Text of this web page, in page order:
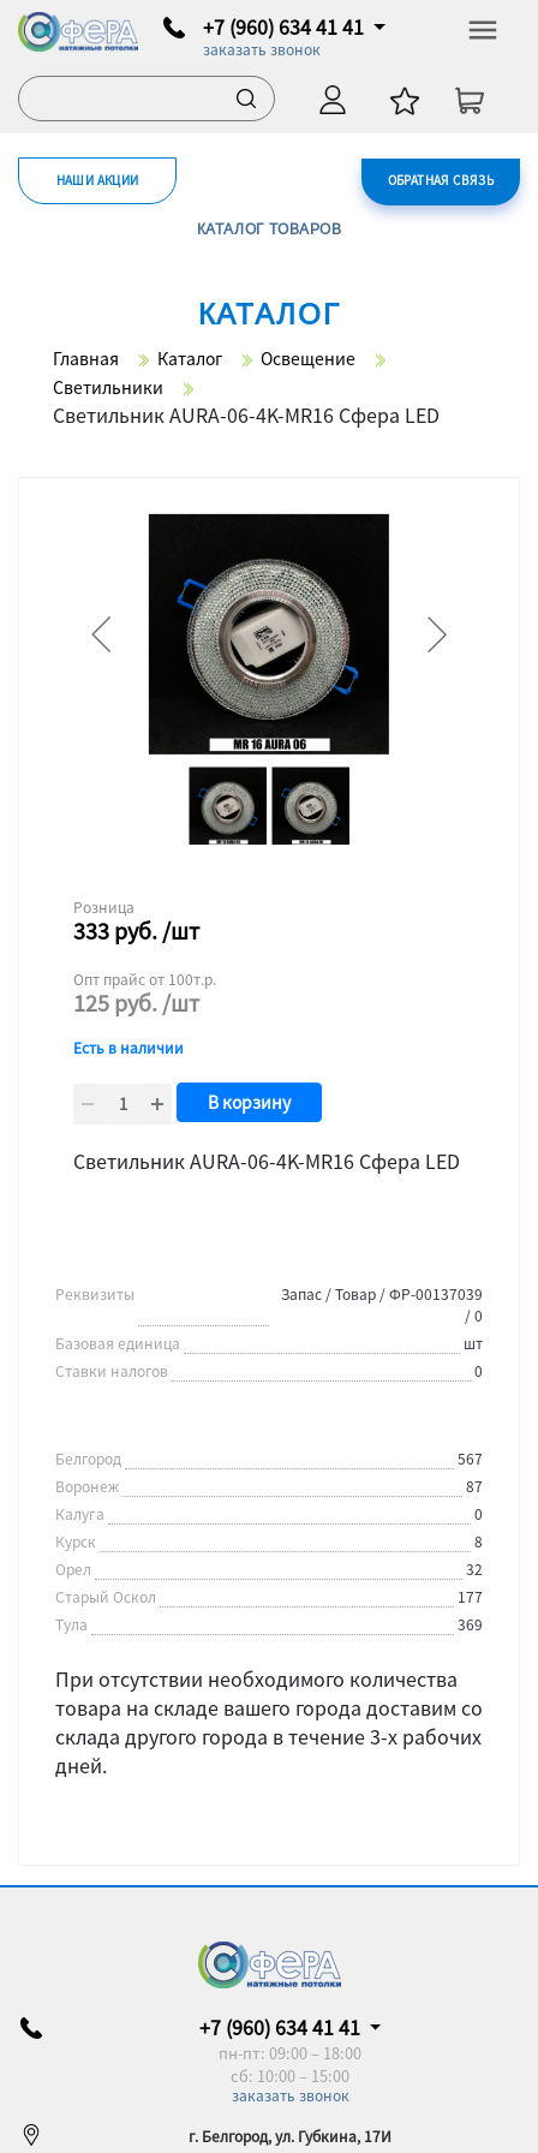
+7 (960) 634 41 41
заказать звонок
ОБРАТНАЯ СВЯЗЬ
НАШИ АКЦИИ
КАТАЛОГ ТОВАРОВ
КАТАЛОГ
Главная Каталог
Освещение
Светильники
Светильник AURA-06-4K-MR16 Сфера LED
Розница
333руб./шт
Опт прайс от 100т.р.
125руб./шт
Есть в наличии
В корзину
Светильник AURA-06-4K-MR16 Сфера LED
Реквизиты
Запас / Товар / ФР-00137039
/ 0
Базовая единица
шт
Ставки налогов
0
Белгород
567
Воронеж
87
Калуга
0
Курск
8
Орел
32
Старый Оскол
177
Тула
369
При отсутствии необходимого количества
товара на складе вашего города доставим со
склада другого города в течение 3-х рабочих
дней.
+7 (960) 634 41 41
пн-пт: 09:00 – 18:00
сб: 10:00 – 15:00
заказать звонок
г. Белгород, ул. Губкина, 17И